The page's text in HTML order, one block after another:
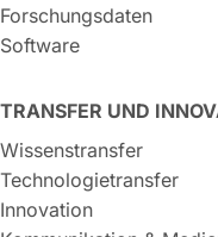
Forschungsdaten
Software
TRANSFER UND
Wissenstransfer
Technologietransfer
Innovation